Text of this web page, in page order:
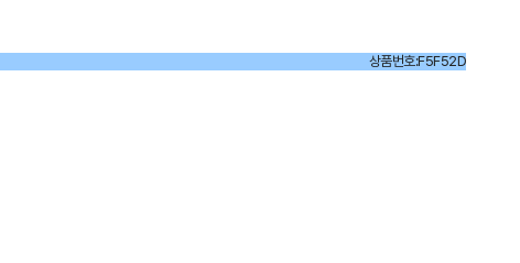
상품번호:F5F52D